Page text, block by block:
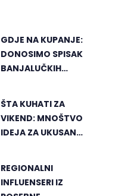
GDJE NA KUPANJE:
DONOSIMO SPISAK
BANJALUČKIH
OSVJEŽENJE
TEKOM LJETNIH
ŠTA KUHATI ZA
VIKEND: MNOŠTVO
IDEJA ZA UKUSAN
REGIONALNI
INFLUENSERI IZ